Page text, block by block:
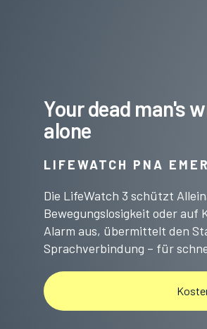
Your dead man's
alone
LIFEWATCH PNA
Die LifeWatch 3 schützt
Bewegungslosigkeit oder
Alarm aus, übermittelt den
Sprachverbindung – für